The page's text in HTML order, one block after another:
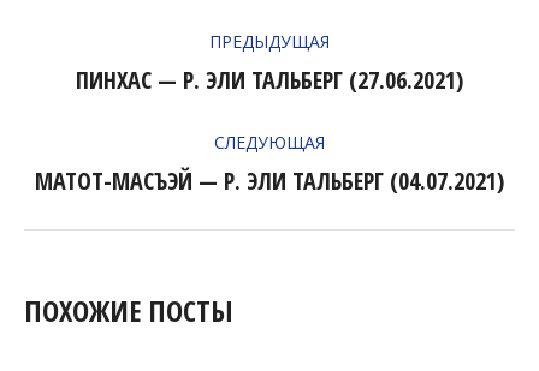
ПРЕДЫДУЩАЯ
Предыдущая
ПИНХАС — Р. ЭЛИ ТАЛЬБЕРГ (27.06.2021)
СЛЕДУЮЩАЯ
Следующая
МАТОТ-МАСЪЭЙ — Р. ЭЛИ ТАЛЬБЕРГ (04.07.2021)
ПОХОЖИЕ ПОСТЫ